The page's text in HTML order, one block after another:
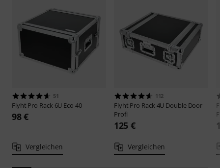
51
Flyht Pro Rack 6U Eco 40
98 €
Vergleichen
112
Flyht Pro Rack 4U Double Door
Profi
125 €
Vergleichen